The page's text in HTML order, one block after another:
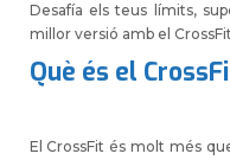
Desafía els teus límits,
millor versió amb el
Què és el
El CrossFit és molt més